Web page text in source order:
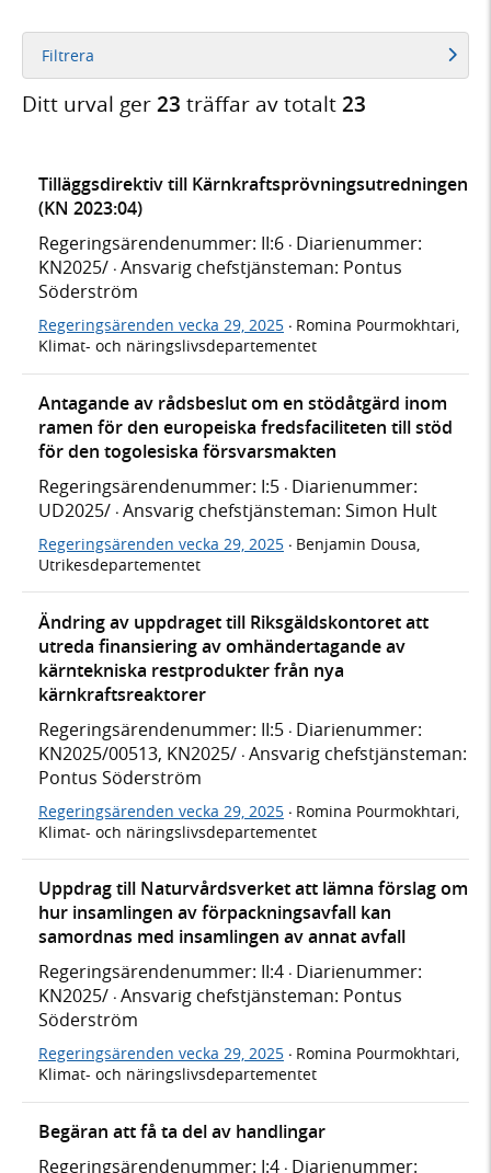
Filtrera
Ditt urval ger23 träffar av totalt23
Tilläggsdirektiv till Kärnkraftsprövningsutredningen
(KN 2023:04)
Regeringsärendenummer: II:6 · Diarienummer:
KN2025/ · Ansvarig chefstjänsteman: Pontus
Söderström
Regeringsärenden vecka 29, 2025 · Romina Pourmokhtari,
Klimat- och näringslivsdepartementet
Antagande av rådsbeslut om en stödåtgärd inom
ramen för den europeiska fredsfaciliteten till stöd
för den togolesiska försvarsmakten
Regeringsärendenummer: I:5 · Diarienummer:
UD2025/ · Ansvarig chefstjänsteman: Simon Hult
Regeringsärenden vecka 29, 2025 · Benjamin Dousa,
Utrikesdepartementet
Ändring av uppdraget till Riksgäldskontoret att
utreda finansiering av omhändertagande av
kärntekniska restprodukter från nya
kärnkraftsreaktorer
Regeringsärendenummer: II:5 · Diarienummer:
KN2025/00513, KN2025/ · Ansvarig chefstjänsteman:
Pontus Söderström
Regeringsärenden vecka 29, 2025 · Romina Pourmokhtari,
Klimat- och näringslivsdepartementet
Uppdrag till Naturvårdsverket att lämna förslag om
hur insamlingen av förpackningsavfall kan
samordnas med insamlingen av annat avfall
Regeringsärendenummer: II:4 · Diarienummer:
KN2025/ · Ansvarig chefstjänsteman: Pontus
Söderström
Regeringsärenden vecka 29, 2025 · Romina Pourmokhtari,
Klimat- och näringslivsdepartementet
Begäran att få ta del av handlingar
Regeringsärendenummer: I:4 · Diarienummer: